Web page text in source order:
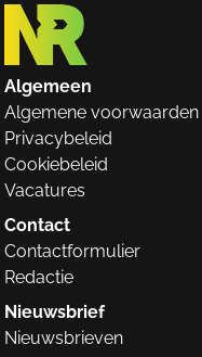
Algemeen
Algemene voorwaarden
Privacybeleid
Cookiebeleid
Vacatures
Contact
Contactformulier
Redactie
Nieuwsbrief
Nieuwsbrieven